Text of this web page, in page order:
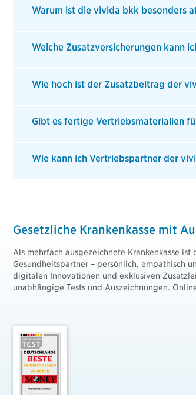
Warum ist die vivida bkk besonders
Welche Zusatzversicherungen kann
Wie hoch ist der Zusatzbeitrag der
Gibt es fertige Vertriebsmaterialien
Wie kann ich Vertriebspartner der
Gesetzliche Krankenkasse mit
Als mehrfach ausgezeichnete Krankenkasse
Gesundheitspartner – persönlich, empathisch
digitalen Innovationen und exklusiven
unabhängige Tests und Auszeichnungen.